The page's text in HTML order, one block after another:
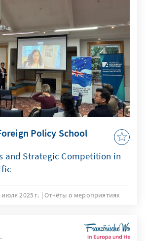
Policy School
and Strategic Competition in
июля 2025 г. Отчёты о мероприятиях